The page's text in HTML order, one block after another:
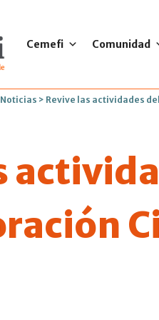
Cemefi Comunidad
Noticias > Revive las actividades